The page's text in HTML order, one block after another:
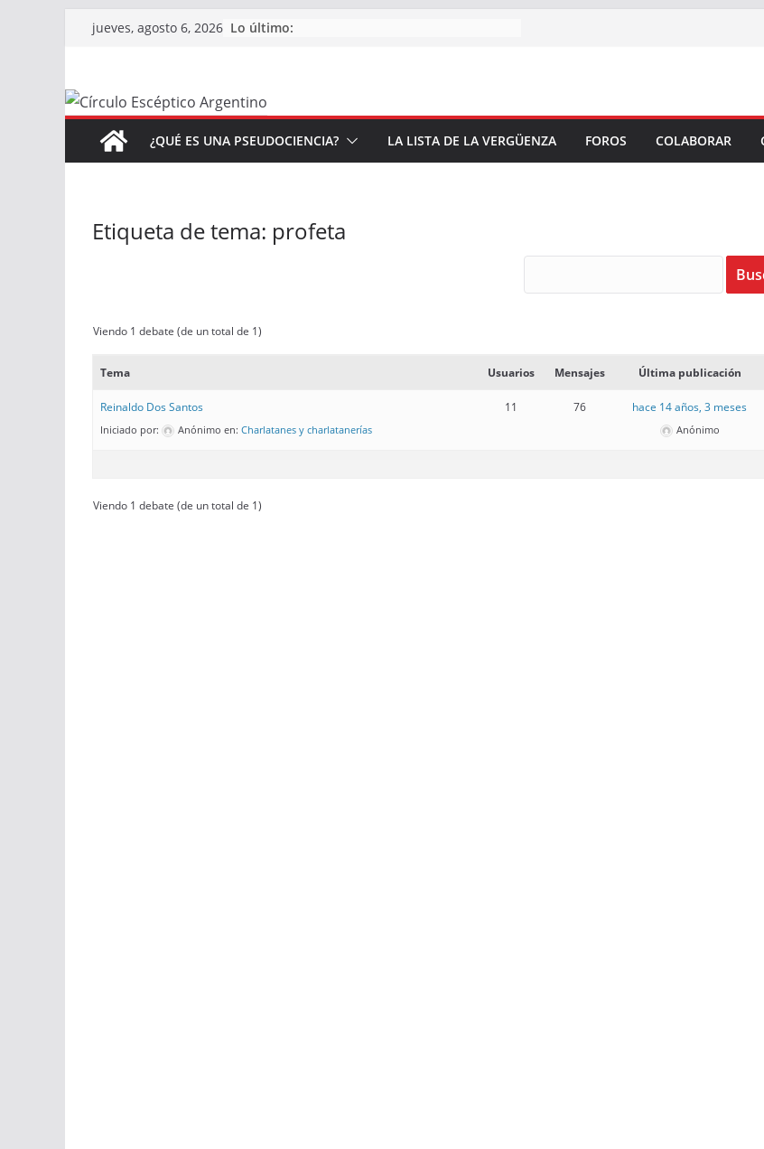
Saltarjueves, agosto 6, 2026 Lo último:
¿QUÉ ES UNA PSEUDOCIENCIA? LA LISTA DE LA VERGÜENZA FOROS COLABORAR
Etiqueta de tema: profeta
Viendo 1 debate (de un total de 1)
Tema Usuarios Mensajes Última publicación
Reinaldo Dos Santos
Iniciado por: Anónimo en: Charlatanes y charlatanerías
11 76 hace 14 años, 3 meses
Anónimo
Viendo 1 debate (de un total de 1)